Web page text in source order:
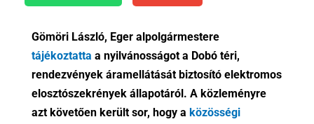
Gömöri László, Eger alpolgármestere
tájékoztatta a nyilvánosságot a Dobó téri,
rendezvények áramellátását biztosító elektromos
elosztószekrények állapotáról. A közleményre
azt követően került sor, hogy a közösségi